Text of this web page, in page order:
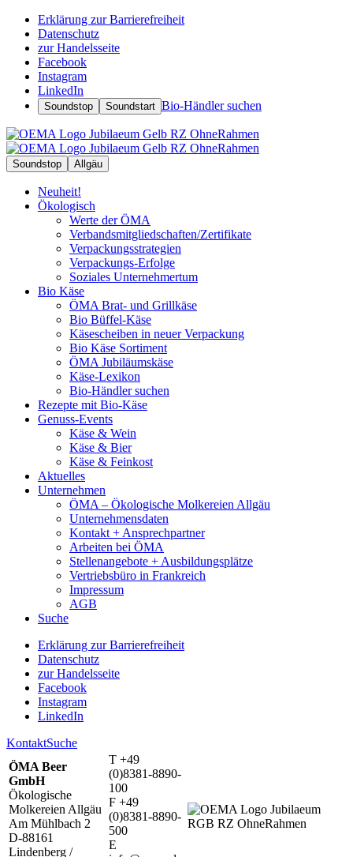
Erklärung zur Barrierefreiheit
Datenschutz
zur Handelsseite
Facebook
Instagram
LinkedIn
Soundstop Soundstart Bio-Händler suchen
Soundstop Allgäu
Neuheit!
Ökologisch
Werte der ÖMA
Verbandsmitgliedschaften/Zertifikate
Verpackungsstrategien
Verpackungs-Erfolge
Soziales Unternehmertum
Bio Käse
ÖMA Brat- und Grillkäse
Bio Büffel-Käse
Käsescheiben in neuer Verpackung
Bio Käse Sortiment
ÖMA Jubiläumskäse
Käse-Lexikon
Bio-Händler suchen
Rezepte mit Bio-Käse
Genuss-Events
Käse & Wein
Käse & Bier
Käse & Feinkost
Aktuelles
Unternehmen
ÖMA – Ökologische Molkereien Allgäu
Unternehmensdaten
Kontakt + Ansprechpartner
Arbeiten bei ÖMA
Stellenangebote + Ausbildungsplätze
Vertriebsbüro in Frankreich
Impressum
AGB
Suche
Erklärung zur Barrierefreiheit
Datenschutz
zur Handelsseite
Facebook
Instagram
LinkedIn
KontaktSuche
ÖMA Beer
GmbH
Ökologische
Molkereien Allgäu
Am Mühlbach 2
D-88161
Lindenberg /
T +49
(0)8381-8890-
100
F +49
(0)8381-8890-
500
E